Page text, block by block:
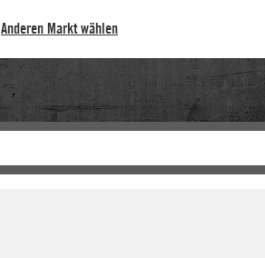
Anderen Markt wählen